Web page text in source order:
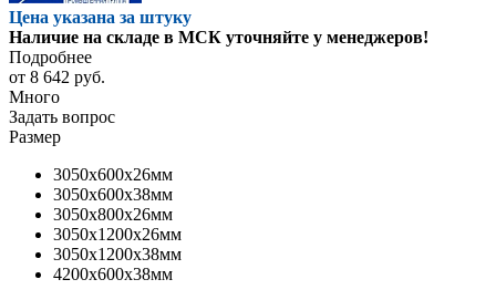
Цена указана за штуку
Наличие на складе в МСК уточняйте у менеджеров!
Подробнее
от 8 642 руб.
Много
Задать вопрос
Размер
3050x600x26мм
3050x600x38мм
3050x800x26мм
3050x1200x26мм
3050x1200x38мм
4200x600x38мм